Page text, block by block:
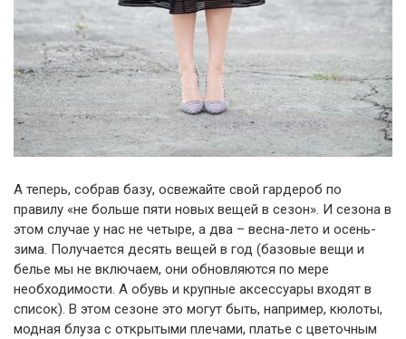
А теперь, собрав базу, освежайте свой гардероб по
правилу «не больше пяти новых вещей в сезон». И сезона в
этом случае у нас не четыре, а два – весна-лето и осень-
зима. Получается десять вещей в год (базовые вещи и
белье мы не включаем, они обновляются по мере
необходимости. А обувь и крупные аксессуары входят в
список). В этом сезоне это могут быть, например, кюлоты,
модная блуза с открытыми плечами, платье с цветочным